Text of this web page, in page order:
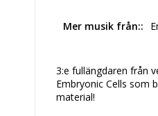
Mer musik från:
3:e fullängdaren från
Embryonic Cells som
material!